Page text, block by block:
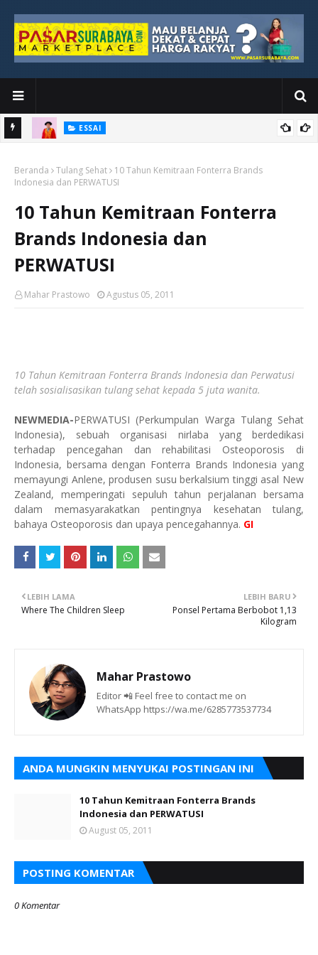
ESSAI
Tidak Berhenti di Panggung Wisuda
Beranda Tulang Sehat
10 Tahun Kemitraan Fonterra Brands
Indonesia dan PERWATUSI
10 Tahun Kemitraan Fonterra
Brands Indonesia dan
PERWATUSI
Mahar Prastowo Agustus 05, 2011
10 Tahun Kemitraan Fonterra Brands Indonesia dan Perwatusi
telah sosialisasikan tulang sehat kepada 5 juta wanita.
NEWMEDIA-PERWATUSI (Perkumpulan Warga Tulang Sehat
Indonesia), sebuah organisasi nirlaba yang berdedikasi
terhadap pencegahan dan rehabilitasi Osteoporosis di
Indonesia, bersama dengan Fonterra Brands Indonesia yang
memayungi Anlene, produsen susu berkalsium tinggi asal New
Zealand, memperingati sepuluh tahun perjalanan bersama
dalam memasyarakatkan pentingnya kesehatan tulang,
bahaya Osteoporosis dan upaya pencegahannya. GI
LEBIH BARU
Ponsel Pertama Berbobot 1,13
Kilogram
LEBIH LAMA
Where The Children Sleep
Mahar Prastowo
Editor 📲 Feel free to contact me on
WhatsApp https://wa.me/6285773537734
ANDA MUNGKIN MENYUKAI POSTINGAN INI
10 Tahun Kemitraan Fonterra Brands
Indonesia dan PERWATUSI
August 05, 2011
POSTING KOMENTAR
0 Komentar